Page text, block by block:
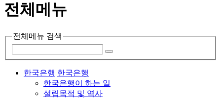
전체메뉴
전체메뉴 검색
한국은행 한국은행
한국은행이 하는 일
설립목적 및 역사